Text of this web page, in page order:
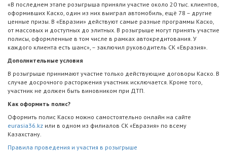
«В последнем этапе розыгрыша приняли участие около 20 тыс. клиентов,
оформивших Каско, один из них выиграл автомобиль, ещё 78 – другие
ценные призы. В «Евразии» действуют самые разные программы Каско,
от массовых и доступных до элитных. В розыгрыше могут принять участие
полисы, оформленные в том числе в рамках автокредитования. У
каждого клиента есть шанс», – заключил руководитель СК «Евразия».
Дополнительные условия
В розыгрыше принимают участие только действующие договоры Каско. В
случае досрочного расторжения участник исключается. Кроме того,
участник не должен быть виновником при ДТП.
Как оформить полис?
Оформить полис Каско можно самостоятельно онлайн на сайте
eurasia36.kz или в одном из филиалов СК «Евразия» по всему
Казахстану.
Правила проведения и участия в розыгрыше